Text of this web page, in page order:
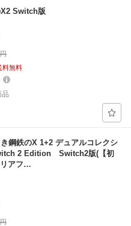
Switch版
料無料
品
き鋼鉄のX 1+2 デュアルコレクシ
2 Edition Switch2版(【初
リアフ…